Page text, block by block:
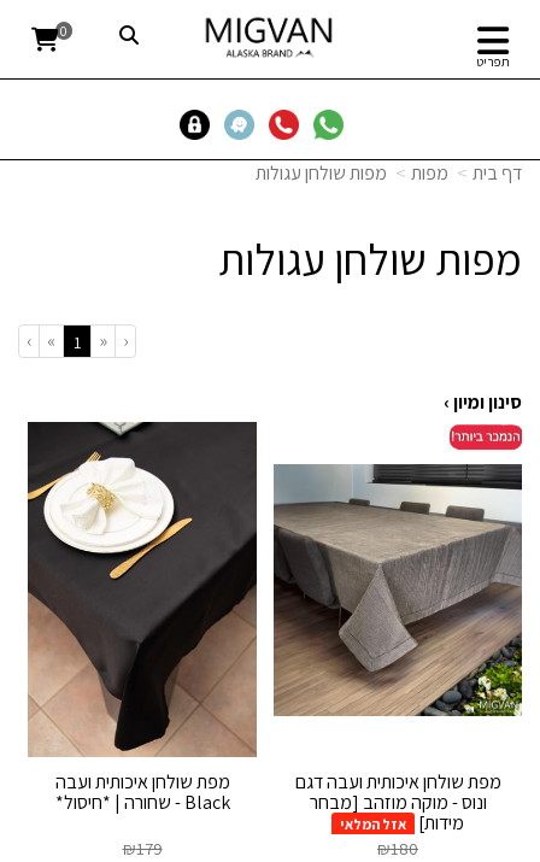
תפריט
0
דף בית מפות מפות שולחן עגולות
מפות שולחן עגולות
‹
«
1
»
›
סינון ומיון ›
מפת שולחן איכותית ועבה דגם
ונוס - מוקה מוזהב [מבחר
מידות]
אזל המלאי
₪180
מפת שולחן איכותית ועבה
Black - שחורה | *חיסול*
₪179